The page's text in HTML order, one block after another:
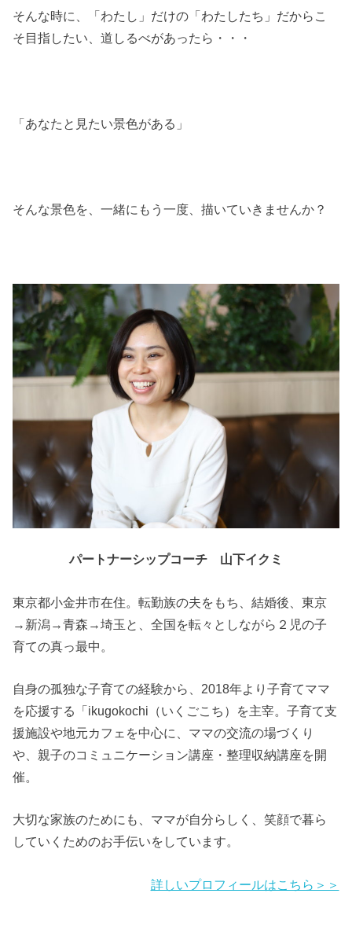
そんな時に、「わたし」だけの「わたしたち」だからこ
そ目指したい、道しるべがあったら・・・
「あなたと見たい景色がある」
そんな景色を、一緒にもう一度、描いていきませんか？
パートナーシップコーチ 山下イクミ
東京都小金井市在住。転勤族の夫をもち、結婚後、東京
→新潟→青森→埼玉と、全国を転々としながら２児の子
育ての真っ最中。
自身の孤独な子育ての経験から、2018年より子育てママ
を応援する「ikugokochi（いくごこち）を主宰。子育て支
援施設や地元カフェを中心に、ママの交流の場づくり
や、親子のコミュニケーション講座・整理収納講座を開
催。
大切な家族のためにも、ママが自分らしく、笑顔で暮ら
していくためのお手伝いをしています。
詳しいプロフィールはこちら＞＞